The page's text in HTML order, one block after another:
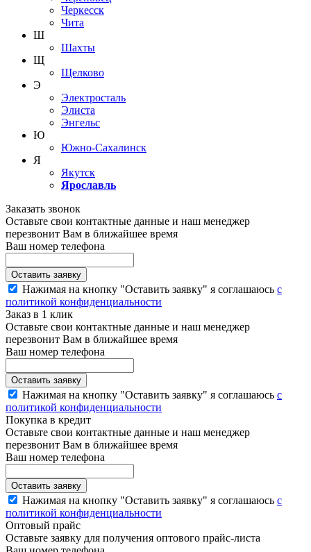
Черкесск
Чита
Ш
Шахты
Щ
Щелково
Э
Электросталь
Элиста
Энгельс
Ю
Южно-Сахалинск
Я
Якутск
Ярославль
Заказать звонок
Оставьте свои контактные данные и наш менеджер
перезвонит Вам в ближайшее время
Ваш номер телефона
Нажимая на кнопку "Оставить заявку" я соглашаюсь с
политикой конфиденциальности
Заказ в 1 клик
Оставьте свои контактные данные и наш менеджер
перезвонит Вам в ближайшее время
Ваш номер телефона
Нажимая на кнопку "Оставить заявку" я соглашаюсь с
политикой конфиденциальности
Покупка в кредит
Оставьте свои контактные данные и наш менеджер
перезвонит Вам в ближайшее время
Ваш номер телефона
Нажимая на кнопку "Оставить заявку" я соглашаюсь с
политикой конфиденциальности
Оптовый прайс
Оставьте заявку для получения оптового прайс-листа